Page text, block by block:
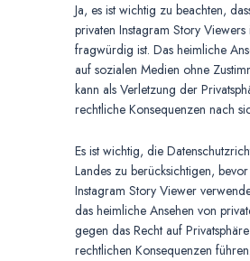
Ja, es ist wichtig zu beachten,
privaten Instagram Story
fragwürdig ist. Das heimliche
auf sozialen Medien ohne
kann als Verletzung der
rechtliche Konsequenzen nach
Es ist wichtig, die
Landes zu berücksichtigen,
Instagram Story Viewer
das heimliche Ansehen von
gegen das Recht auf
rechtlichen Konsequenzen führen.